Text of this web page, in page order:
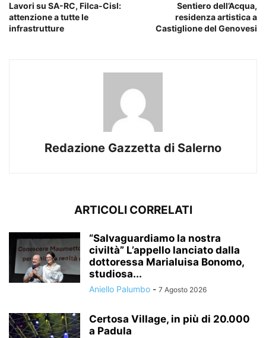
Lavori su SA-RC, Filca-Cisl:
attenzione a tutte le
infrastrutture
Sentiero dell’Acqua,
residenza artistica a
Castiglione del Genovesi
Redazione Gazzetta di Salerno
ARTICOLI CORRELATI
“Salvaguardiamo la nostra
civiltà” L’appello lanciato dalla
dottoressa Marialuisa Bonomo,
studiosa...
Aniello Palumbo - 7 Agosto 2026
Certosa Village, in più di 20.000
a Padula